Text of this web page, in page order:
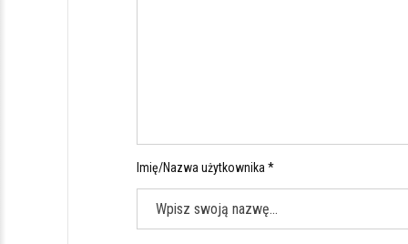
Imię/Nazwa użytkownika *